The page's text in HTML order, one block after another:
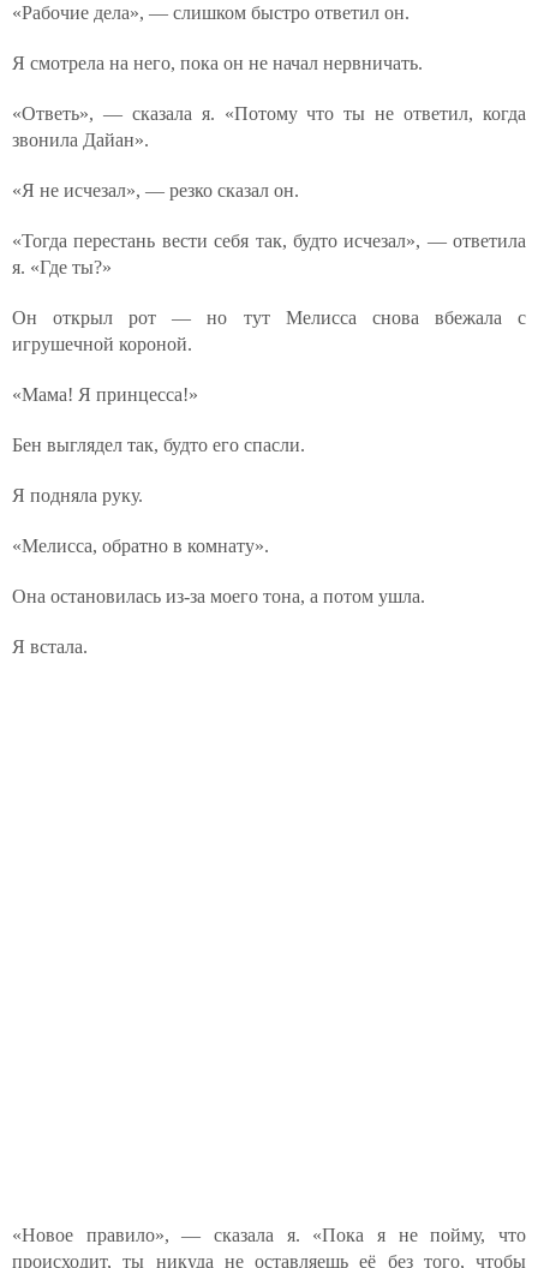
«Рабочие дела», — слишком быстро ответил он.
Я смотрела на него, пока он не начал нервничать.
«Ответь», — сказала я. «Потому что ты не ответил, когда
звонила Дайан».
«Я не исчезал», — резко сказал он.
«Тогда перестань вести себя так, будто исчезал», — ответила
я. «Где ты?»
Он открыл рот — но тут Мелисса снова вбежала с
игрушечной короной.
«Мама! Я принцесса!»
Бен выглядел так, будто его спасли.
Я подняла руку.
«Мелисса, обратно в комнату».
Она остановилась из-за моего тона, а потом ушла.
Я встала.
«Новое правило», — сказала я. «Пока я не пойму, что
происходит, ты никуда не оставляешь её без того, чтобы